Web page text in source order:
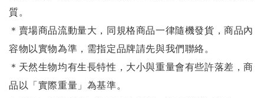
質。
＊賣場商品流動量大，同規格商品一律隨機發貨，商品內
容物以實物為準，需指定品牌請先與我們聯絡。
＊天然生物均有生長特性，大小與重量會有些許落差，商
品以「實際重量」為基準。